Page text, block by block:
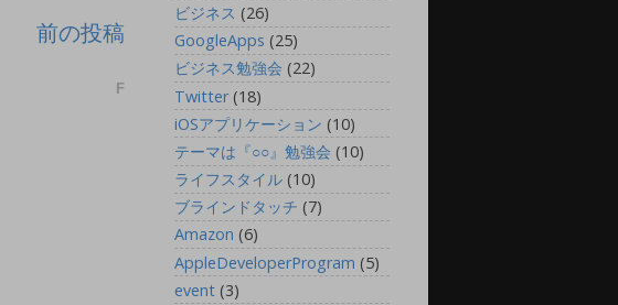
前の投稿
F
ビジネス (26)
GoogleApps (25)
ビジネス勉強会 (22)
Twitter (18)
iOSアプリケーション (10)
テーマは『○○』勉強会 (10)
ライフスタイル (10)
ブラインドタッチ (7)
Amazon (6)
AppleDeveloperProgram (5)
event (3)